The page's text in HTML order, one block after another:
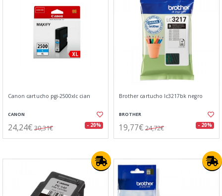
Canon cartucho pgi-2500xlc cian
CANON
24,24€ 30,31€ - 20%
Brother cartucho lc3217bk negro
BROTHER
19,77€ 24,72€ - 20%